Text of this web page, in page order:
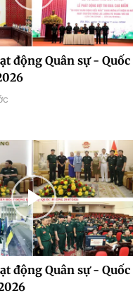
động Quân sự - Quốc
động Quân sự - Quốc